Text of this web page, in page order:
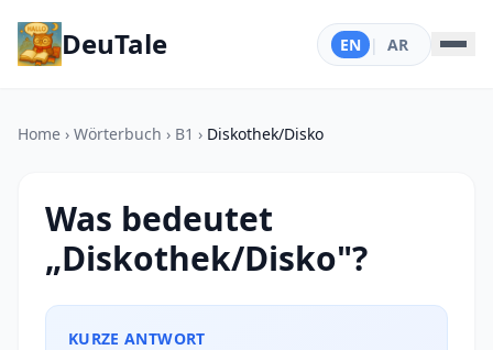
DeuTale EN | AR
Home › Wörterbuch › B1 › Diskothek/Disko
Was bedeutet
„Diskothek/Disko"?
KURZE ANTWORT